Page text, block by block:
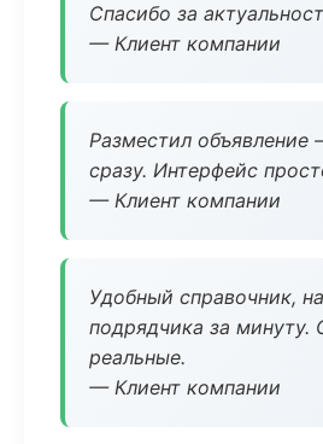
Спасибо за
— Клиент компании
Разместил объявление
сразу. Интерфейс
— Клиент компании
Удобный справочник,
подрядчика за минуту.
реальные.
— Клиент компании